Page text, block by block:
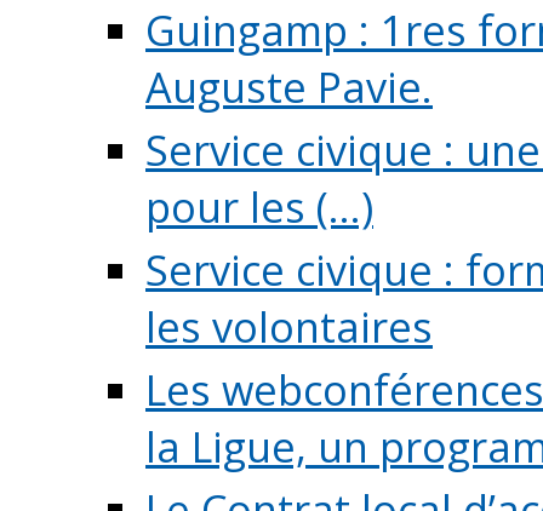
Guingamp : 1res
Auguste Pavie.
Service civique :
pour les (...)
Service civique :
les volontaires
Les
la Ligue, un